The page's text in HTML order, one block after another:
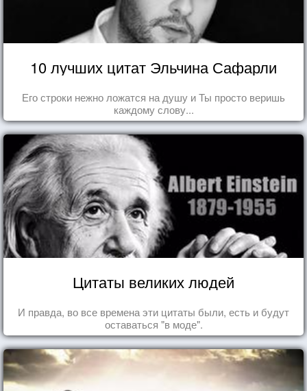
10 лучших цитат Эльчина Сафарли
Его строки нежно ложатся на душу и Ты просто веришь
каждому слову...
Цитаты великих людей
И правда, во все времена эти цитаты были, есть и будут
оставаться "в моде".